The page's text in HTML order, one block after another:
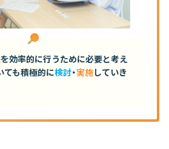
を効率的に行うために必要と考え
ても積極的に検討・実施していき